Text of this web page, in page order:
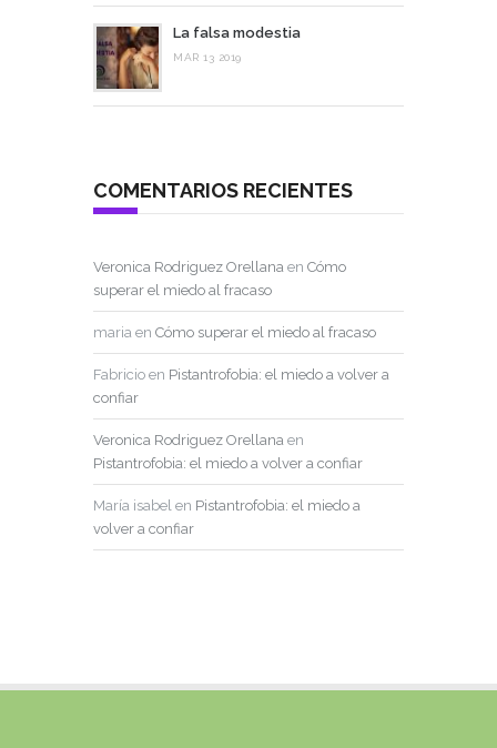
La falsa modestia
MAR 13 2019
COMENTARIOS RECIENTES
Veronica Rodriguez Orellana en Cómo
superar el miedo al fracaso
maria en Cómo superar el miedo al fracaso
Fabricio en Pistantrofobia: el miedo a volver a
confiar
Veronica Rodriguez Orellana en
Pistantrofobia: el miedo a volver a confiar
María isabel en Pistantrofobia: el miedo a
volver a confiar